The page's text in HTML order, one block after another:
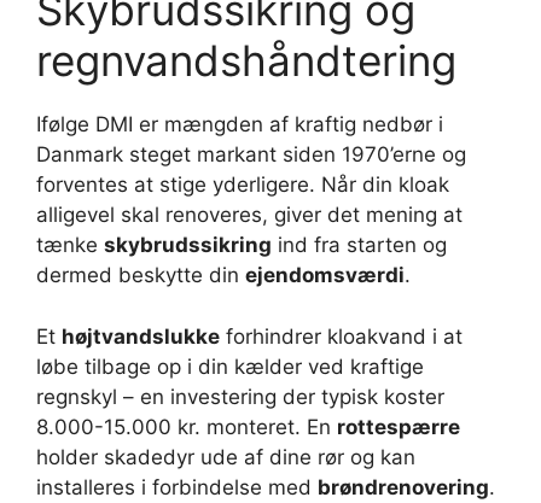
regnvandshåndtering
Ifølge DMI er mængden af kraftig nedbør i
Danmark steget markant siden 1970’erne og
forventes at stige yderligere. Når din kloak
alligevel skal renoveres, giver det mening at
tænke skybrudssikring ind fra starten og
dermed beskytte din ejendomsværdi.
Et højtvandslukke forhindrer kloakvand i at
løbe tilbage op i din kælder ved kraftige
regnskyl – en investering der typisk koster
8.000-15.000 kr. monteret. En rottespærre
holder skadedyr ude af dine rør og kan
installeres i forbindelse med brøndrenovering.